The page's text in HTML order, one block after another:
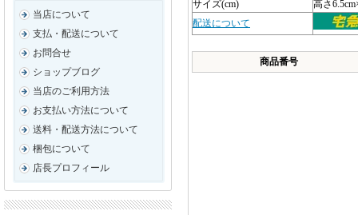
当店について
支払・配送について
お問合せ
ショップブログ
当店のご利用方法
お支払い方法について
送料・配送方法について
梱包について
店長プロフィール
サイズ(cm)
高さ
配送について
商品番号